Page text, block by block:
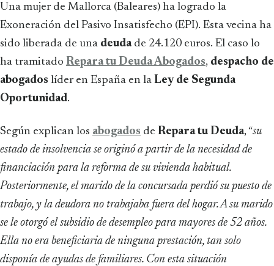
Una mujer de Mallorca (Baleares) ha logrado la
Exoneración del Pasivo Insatisfecho (EPI). Esta vecina ha
sido liberada de una deudade 24.120 euros. El caso lo
ha tramitado Repara tu Deuda Abogados, despacho de
abogados líder en España en la Ley de Segunda
Oportunidad.
Según explican los abogados de Repara tu Deuda, “su
estado de insolvencia se originó a partir de la necesidad de
financiación para la reforma de su vivienda habitual.
Posteriormente, el marido de la concursada perdió su puesto de
trabajo, y la deudora no trabajaba fuera del hogar. A su marido
se le otorgó el subsidio de desempleo para mayores de 52 años.
Ella no era beneficiaria de ninguna prestación, tan solo
disponía de ayudas de familiares. Con esta situación